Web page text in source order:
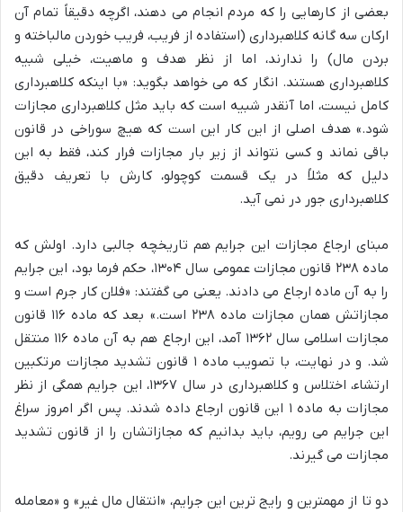
بعضی از کارهایی را که مردم انجام می دهند، اگرچه دقیقاً تمام آن
ارکان سه گانه کلاهبرداری (استفاده از فریب، فریب خوردن مالباخته و
بردن مال) را ندارند، اما از نظر هدف و ماهیت، خیلی شبیه
کلاهبرداری هستند. انگار که می خواهد بگوید: «با اینکه کلاهبرداری
کامل نیست، اما آنقدر شبیه است که باید مثل کلاهبرداری مجازات
شود.» هدف اصلی از این کار این است که هیچ سوراخی در قانون
باقی نماند و کسی نتواند از زیر بار مجازات فرار کند، فقط به این
دلیل که مثلاً در یک قسمت کوچولو، کارش با تعریف دقیق
کلاهبرداری جور در نمی آید.
مبنای ارجاع مجازات این جرایم هم تاریخچه جالبی دارد. اولش که
ماده ۲۳۸ قانون مجازات عمومی سال ۱۳۰۴، حکم فرما بود، این جرایم
را به آن ماده ارجاع می دادند. یعنی می گفتند: «فلان کار جرم است و
مجازاتش همان مجازات ماده ۲۳۸ است.» بعد که ماده ۱۱۶ قانون
مجازات اسلامی سال ۱۳۶۲ آمد، این ارجاع هم به آن ماده ۱۱۶ منتقل
شد. و در نهایت، با تصویب ماده ۱ قانون تشدید مجازات مرتکبین
ارتشاء، اختلاس و کلاهبرداری در سال ۱۳۶۷، این جرایم همگی از نظر
مجازات به ماده ۱ این قانون ارجاع داده شدند. پس اگر امروز سراغ
این جرایم می رویم، باید بدانیم که مجازاتشان را از قانون تشدید
مجازات می گیرند.
دو تا از مهمترین و رایج ترین این جرایم، «انتقال مال غیر» و «معامله